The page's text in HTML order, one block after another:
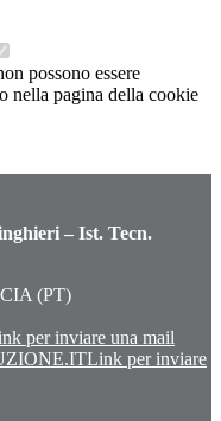
possono essere
nella pagina della cookie
– Ist. Tecn.
(PT)
per inviare una mail
Link per inviare